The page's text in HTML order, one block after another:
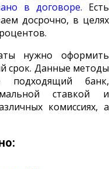
в договоре. Есть
досрочно, в целях
нужно оформить
срок. Данные методы
подходящий банк,
ставкой и
комиссиях, а